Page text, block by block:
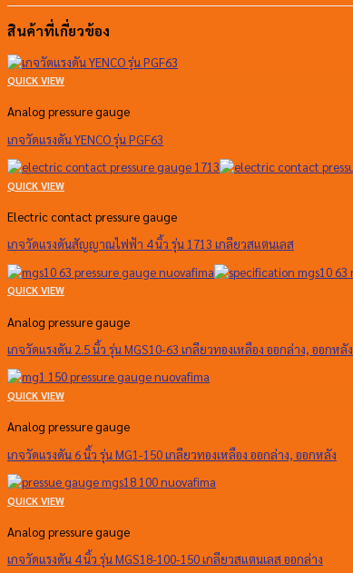
สินค้าที่เกี่ยวข้อง
QUICK VIEW
Analog pressure gauge
เกจวัดแรงดัน YENCO รุ่น PGF63
QUICK VIEW
Electric contact pressure gauge
เกจวัดแรงดันสัญญาณไฟฟ้า 4 นิ้ว รุ่น 1713 เกลียวสแตนเลส
QUICK VIEW
Analog pressure gauge
เกจวัดแรงดัน 2.5 นิ้ว รุ่น MGS10-63 เกลียวทองเหลือง ออกล่าง, ออกหลัง
QUICK VIEW
Analog pressure gauge
เกจวัดแรงดัน 6 นิ้ว รุ่น MG1-150 เกลียวทองเหลือง ออกล่าง, ออกหลัง
QUICK VIEW
Analog pressure gauge
เกจวัดแรงดัน 4 นิ้ว รุ่น MGS18-100-150 เกลียวสแตนเลส ออกล่าง